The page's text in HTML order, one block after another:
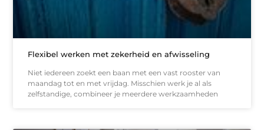
Flexibel werken met zekerheid en afwisseling
Niet iedereen zoekt een baan met een vast rooster van
maandag tot en met vrijdag. Misschien werk je al als
zelfstandige, combineer je meerdere werkzaamheden